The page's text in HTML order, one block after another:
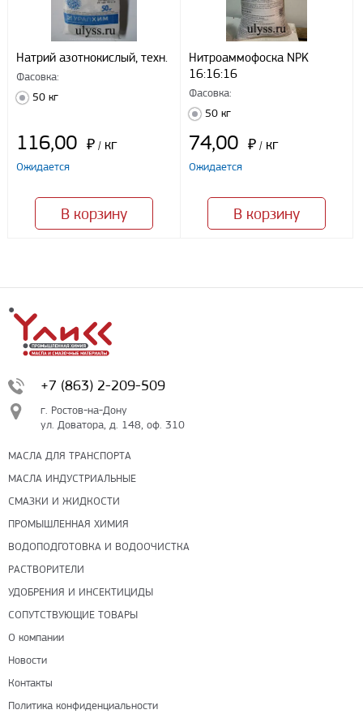
Натрий азотнокислый, техн.
Фасовка:
50 кг
116,00 ₽ / кг
Ожидается
В корзину
Нитроаммофоска NPK
16:16:16
Фасовка:
50 кг
74,00 ₽ / кг
Ожидается
В корзину
+7 (863) 2-209-509
г. Ростов-на-Дону
ул. Доватора, д. 148, оф. 310
МАСЛА ДЛЯ ТРАНСПОРТА
МАСЛА ИНДУСТРИАЛЬНЫЕ
СМАЗКИ И ЖИДКОСТИ
ПРОМЫШЛЕННАЯ ХИМИЯ
ВОДОПОДГОТОВКА И ВОДООЧИСТКА
РАСТВОРИТЕЛИ
УДОБРЕНИЯ И ИНСЕКТИЦИДЫ
СОПУТСТВУЮЩИЕ ТОВАРЫ
О компании
Новости
Контакты
Политика конфиденциальности